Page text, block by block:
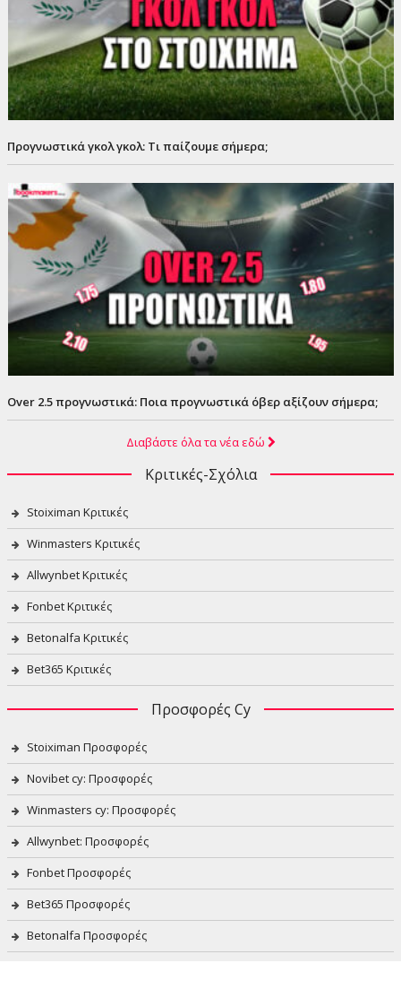
Προγνωστικά γκολ γκολ: Τι παίζουμε σήμερα;
Over 2.5 προγνωστικά: Ποια προγνωστικά όβερ αξίζουν σήμερα;
Διαβάστε όλα τα νέα εδώ
Κριτικές-Σχόλια
Stoiximan Κριτικές
Winmasters Κριτικές
Allwynbet Κριτικές
Fonbet Κριτικές
Betonalfa Κριτικές
Bet365 Κριτικές
Προσφορές Cy
Stoiximan Προσφορές
Novibet cy: Προσφορές
Winmasters cy: Προσφορές
Allwynbet: Προσφορές
Fonbet Προσφορές
Bet365 Προσφορές
Betonalfa Προσφορές